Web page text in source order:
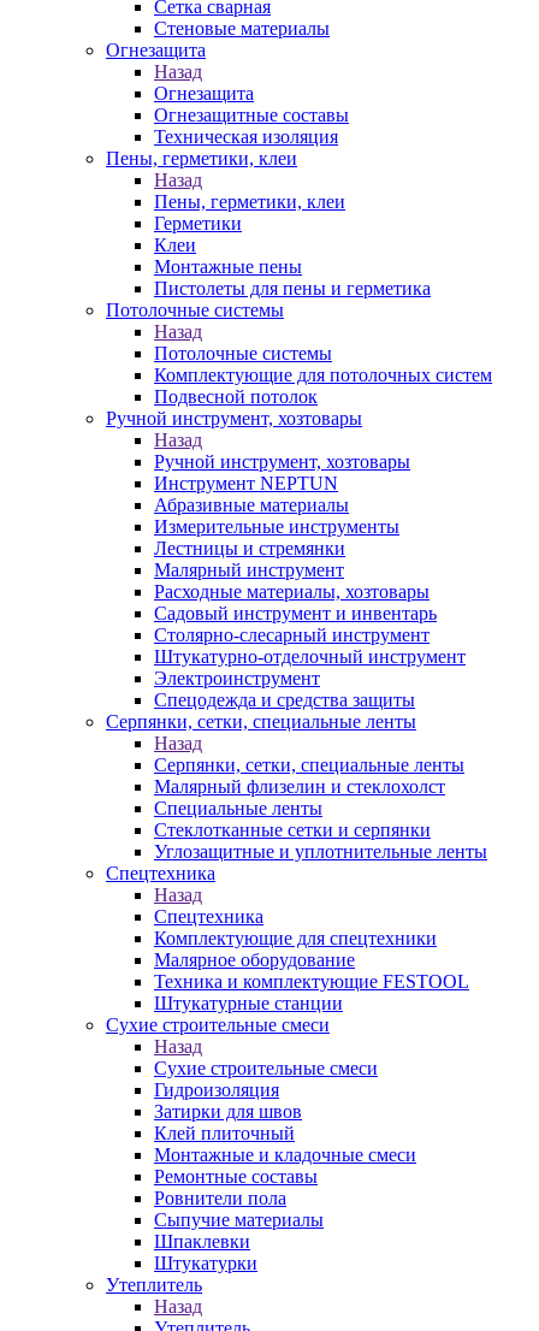
Сетка сварная
Стеновые материалы
Огнезащита
Назад
Огнезащита
Огнезащитные составы
Техническая изоляция
Пены, герметики, клеи
Назад
Пены, герметики, клеи
Герметики
Клеи
Монтажные пены
Пистолеты для пены и герметика
Потолочные системы
Назад
Потолочные системы
Комплектующие для потолочных систем
Подвесной потолок
Ручной инструмент, хозтовары
Назад
Ручной инструмент, хозтовары
Инструмент NEPTUN
Абразивные материалы
Измерительные инструменты
Лестницы и стремянки
Малярный инструмент
Расходные материалы, хозтовары
Садовый инструмент и инвентарь
Столярно-слесарный инструмент
Штукатурно-отделочный инструмент
Электроинструмент
Спецодежда и средства защиты
Серпянки, сетки, специальные ленты
Назад
Серпянки, сетки, специальные ленты
Малярный флизелин и стеклохолст
Специальные ленты
Стеклотканные сетки и серпянки
Углозащитные и уплотнительные ленты
Спецтехника
Назад
Спецтехника
Комплектующие для спецтехники
Малярное оборудование
Техника и комплектующие FESTOOL
Штукатурные станции
Сухие строительные смеси
Назад
Сухие строительные смеси
Гидроизоляция
Затирки для швов
Клей плиточный
Монтажные и кладочные смеси
Ремонтные составы
Ровнители пола
Сыпучие материалы
Шпаклевки
Штукатурки
Утеплитель
Назад